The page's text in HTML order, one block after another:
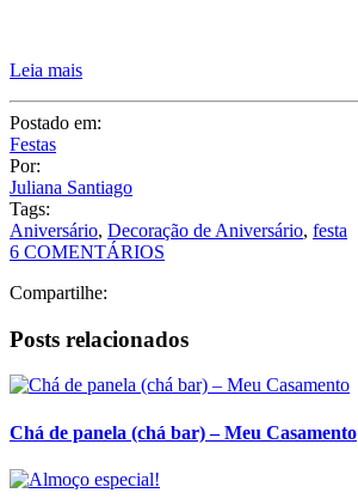
Leia mais
Postado em:
Festas
Por:
Juliana Santiago
Tags:
Aniversário, Decoração de Aniversário, festa
6 COMENTÁRIOS
Compartilhe:
Posts relacionados
Chá de panela (chá bar) – Meu Casamento